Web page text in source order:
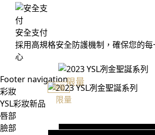
限量恆久完美打亮氣墊
冽金聖誕版
限量
限量
安全支付
採用高規格安全防護機制，確保您的
心
Footer navigation
彩妝
YSL彩妝新品
唇部
臉部